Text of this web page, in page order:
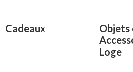
Cadeaux
Objets
Loge